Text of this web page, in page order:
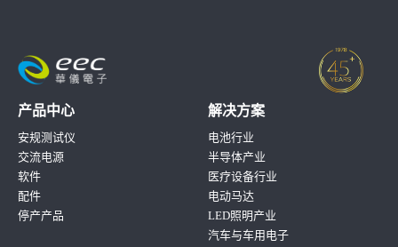
产品中心
安规测试仪
交流电源
软件
配件
停产产品
解决方案
电池行业
半导体产业
医疗设备行业
电动马达
LED照明产业
汽车与车用电子